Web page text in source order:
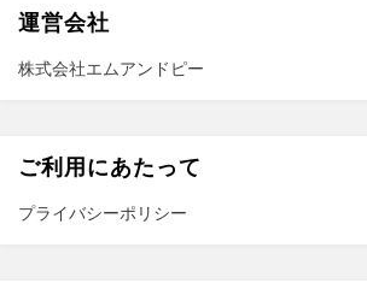
運営会社
株式会社エムアンドピー
ご利用にあたって
プライバシーポリシー